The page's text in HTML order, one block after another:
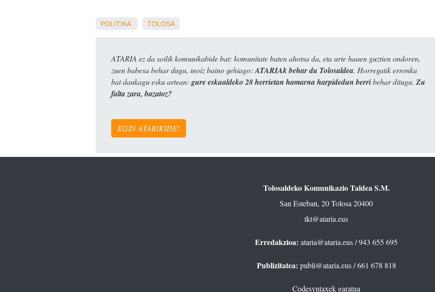
POLITIKA TOLOSA
ATARIA ez da soilik komunikabide bat: komunitate baten ahotsa da, eta urte hauen guztien ondoren,
zuen babesa behar dugu, inoiz baino gehiago: ATARIAk behar du Tolosaldea. Horregatik erronka
bat daukagu esku artean: gure eskualdeko 28 herrietan hamarna harpidedun berribehar ditugu. Zu
falta zara, bazatoz?
EGIN ATARIKIDE!
Tolosaldeko Komunikazio Taldea S.M.
San Esteban, 20 Tolosa 20400
tkt@ataria.eus
Erredakzioa: ataria@ataria.eus/ 943 655 695
Publizitatea: publi@ataria.eus/ 661 678 818
Codesyntaxek garatua